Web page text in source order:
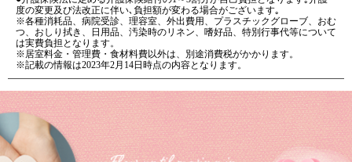
度の変更及び法改正に伴い､負担額が変わる場合がございます｡
※各種消耗品、病院受診、理容室、外出費用、プラスチックグローブ、おむ
つ、おしり拭き、日用品、汚染時のリネン、嗜好品、特別行事代等について
は実費負担となります。
※居室料金・管理費・食材料費以外は、別途消費税がかかります。
※記載の情報は2023年2月14日時点の内容となります。